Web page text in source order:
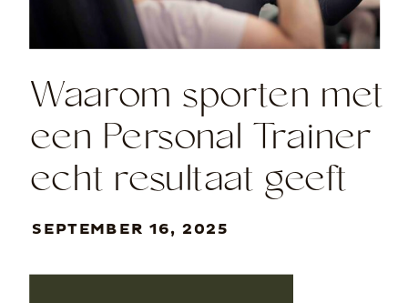
SEPTEMBER 16, 2025
Waarom sporten met
een Personal Trainer
echt resultaat geeft
en jouw leven
verandert!